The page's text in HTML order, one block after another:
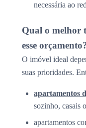
necessária ao
Qual o melhor
esse
O imóvel ideal
suas prioridades.
apartamentos
sozinho, casais
apartamentos